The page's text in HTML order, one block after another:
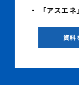
・ 「アスエ
資料